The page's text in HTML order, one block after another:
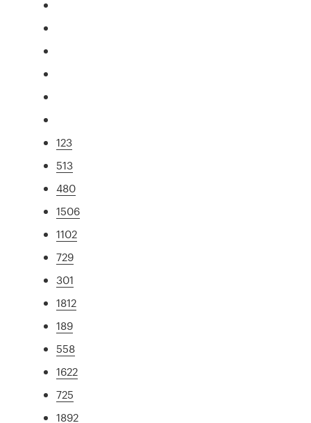
123
513
480
1506
1102
729
301
1812
189
558
1622
725
1892